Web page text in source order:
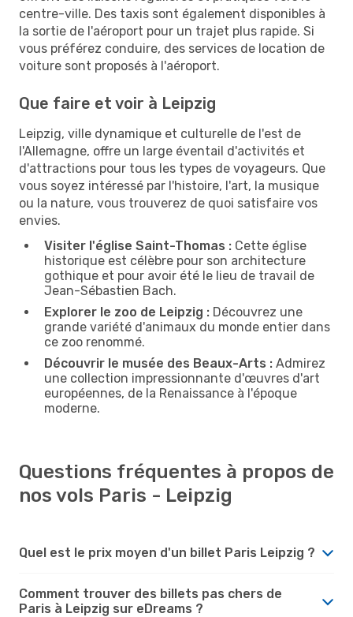
centre-ville. Des taxis sont également disponibles à
la sortie de l'aéroport pour un trajet plus rapide. Si
vous préférez conduire, des services de location de
voiture sont proposés à l'aéroport.
Que faire et voir à Leipzig
Leipzig, ville dynamique et culturelle de l'est de
l'Allemagne, offre un large éventail d'activités et
d'attractions pour tous les types de voyageurs. Que
vous soyez intéressé par l'histoire, l'art, la musique
ou la nature, vous trouverez de quoi satisfaire vos
envies.
Visiter l'église Saint-Thomas : Cette église
historique est célèbre pour son architecture
gothique et pour avoir été le lieu de travail de
Jean-Sébastien Bach.
Explorer le zoo de Leipzig : Découvrez une
grande variété d'animaux du monde entier dans
ce zoo renommé.
Découvrir le musée des Beaux-Arts : Admirez
une collection impressionnante d'œuvres d'art
européennes, de la Renaissance à l'époque
moderne.
Questions fréquentes à propos de
nos vols Paris - Leipzig
Quel est le prix moyen d'un billet Paris Leipzig ?
Comment trouver des billets pas chers de
Paris à Leipzig sur eDreams ?